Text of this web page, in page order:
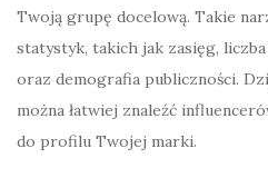
Twoją grupę docelową. Takie
statystyk, takich jak zasięg,
oraz demografia publiczności.
można łatwiej znaleźć
do profilu Twojej marki.